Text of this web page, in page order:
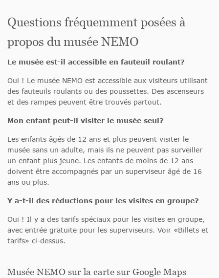
Questions fréquemment posées à
propos du musée NEMO
Le musée est-il accessible en fauteuil roulant?
Oui ! Le musée NEMO est accessible aux visiteurs utilisant
des fauteuils roulants ou des poussettes. Des ascenseurs
et des rampes peuvent être trouvés partout.
Mon enfant peut-il visiter le musée seul?
Les enfants âgés de 12 ans et plus peuvent visiter le
musée sans un adulte, mais ils ne peuvent pas surveiller
un enfant plus jeune. Les enfants de moins de 12 ans
doivent être accompagnés par un superviseur âgé de 16
ans ou plus.
Y a-t-il des réductions pour les visites en groupe?
Oui ! Il y a des tarifs spéciaux pour les visites en groupe,
avec entrée gratuite pour les superviseurs. Voir «Billets et
tarifs» ci-dessus.
Musée NEMO sur la carte sur Google Maps